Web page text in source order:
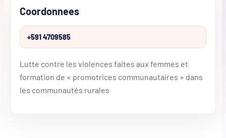
Coordonnees
+591 4709585
Lutte contre les violences faites aux femmes et
formation de « promotrices communautaires » dans
les communautés rurales